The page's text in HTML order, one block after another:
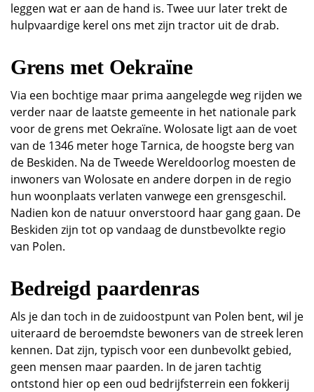
leggen wat er aan de hand is. Twee uur later trekt de
hulpvaardige kerel ons met zijn tractor uit de drab.
Grens met Oekraïne
Via een bochtige maar prima aangelegde weg rijden we
verder naar de laatste gemeente in het nationale park
voor de grens met Oekraïne. Wolosate ligt aan de voet
van de 1346 meter hoge Tarnica, de hoogste berg van
de Beskiden. Na de Tweede Wereldoorlog moesten de
inwoners van Wolosate en andere dorpen in de regio
hun woonplaats verlaten vanwege een grensgeschil.
Nadien kon de natuur onverstoord haar gang gaan. De
Beskiden zijn tot op vandaag de dunstbevolkte regio
van Polen.
Bedreigd paardenras
Als je dan toch in de zuidoostpunt van Polen bent, wil je
uiteraard de beroemdste bewoners van de streek leren
kennen. Dat zijn, typisch voor een dunbevolkt gebied,
geen mensen maar paarden. In de jaren tachtig
ontstond hier op een oud bedrijfsterrein een fokkerij